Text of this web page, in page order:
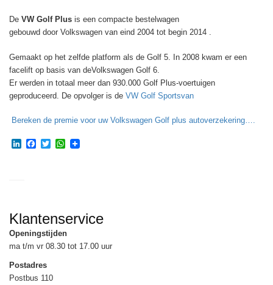
De VW Golf Plus is een compacte bestelwagen
gebouwd door Volkswagen van eind 2004 tot begin 2014 .
Gemaakt op het zelfde platform als de Golf 5. In 2008 kwam er een
facelift op basis van deVolkswagen Golf 6.
Er werden in totaal meer dan 930.000 Golf Plus-voertuigen
geproduceerd. De opvolger is de VW Golf Sportsvan
Bereken de premie voor uw Volkswagen Golf plus autoverzekering….
LinkedIn
Facebook
TwitterWhatsApp
Klantenservice
Openingstijden
ma t/m vr 08.30 tot 17.00 uur
Postadres
Postbus 110